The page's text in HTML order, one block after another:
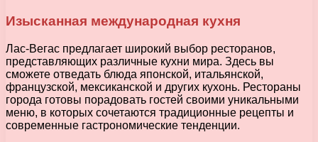
Изысканная международная кухня
Лас-Вегас предлагает широкий выбор ресторанов,
представляющих различные кухни мира. Здесь вы
сможете отведать блюда японской, итальянской,
французской, мексиканской и других кухонь. Рестораны
города готовы порадовать гостей своими уникальными
меню, в которых сочетаются традиционные рецепты и
современные гастрономические тенденции.